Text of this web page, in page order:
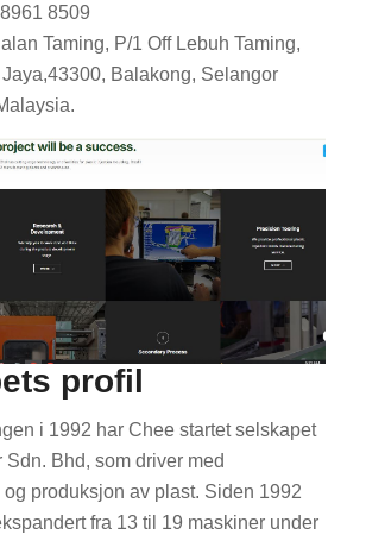
8509
Taming, P/1 Off Lebuh Taming,
Balakong, Selangor
profil
i 1992 har Chee startet selskapet
Bhd, som driver med
produksjon av plast. Siden 1992
fra 13 til 19 maskiner under